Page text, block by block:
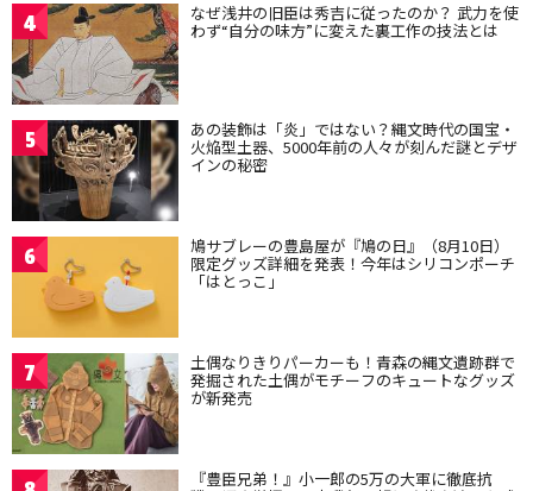
4 なぜ浅井の旧臣は秀吉に従ったのか？ 武力を使
わず“自分の味方”に変えた裏工作の技法とは
5 あの装飾は「炎」ではない？縄文時代の国宝・
火焔型土器、5000年前の人々が刻んだ謎とデザ
インの秘密
6 鳩サブレーの豊島屋が『鳩の日』（8月10日）
限定グッズ詳細を発表！今年はシリコンポーチ
「はとっこ」
7 土偶なりきりパーカーも！青森の縄文遺跡群で
発掘された土偶がモチーフのキュートなグッズ
が新発売
『豊臣兄弟！』小一郎の5万の大軍に徹底抗